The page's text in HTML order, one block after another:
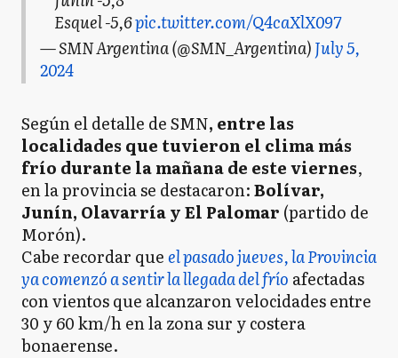
Esquel -5,6pic.twitter.com/Q4caXlX097
— SMN Argentina (@SMN_Argentina)July 5,
2024
Según el detalle de SMN, entre las
localidades que tuvieron el clima más
frío durante la mañana de este viernes,
en la provincia se destacaron:Bolívar,
Junín, Olavarría y El Palomar (partido de
Morón).
Cabe recordar queel pasado jueves, la Provincia
ya comenzó a sentir la llegada del frío afectadas
con vientos que alcanzaron velocidades entre
30 y 60 km/h en la zona sur y costera
bonaerense.